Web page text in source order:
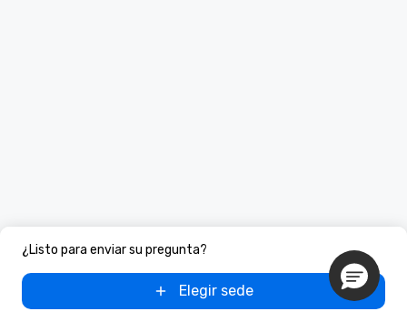
¿Listo para enviar su pregunta?
Elegir sede